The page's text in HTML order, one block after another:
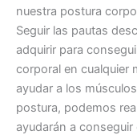
nuestra postura
Seguir las pautas
adquirir para
corporal en cualquier
ayudar a los
postura, podemos
ayudarán a